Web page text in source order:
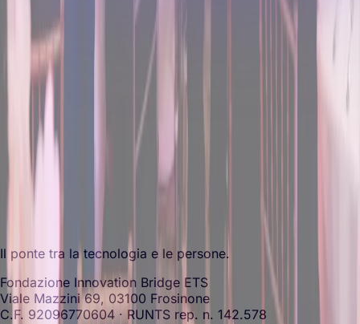
Il ponte tra la tecnologia e le persone.
Fondazione Innovation Bridge ETS
Viale Mazzini 69, 03100 Frosinone
C.F. 92096770604 · RUNTS rep. n. 142.578